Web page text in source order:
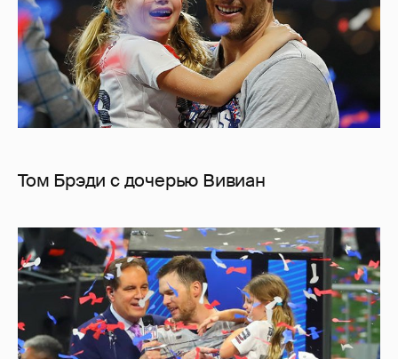
Том Брэди с дочерью Вивиан